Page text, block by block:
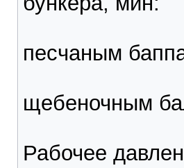
песчаным
щебеночным
Рабочее